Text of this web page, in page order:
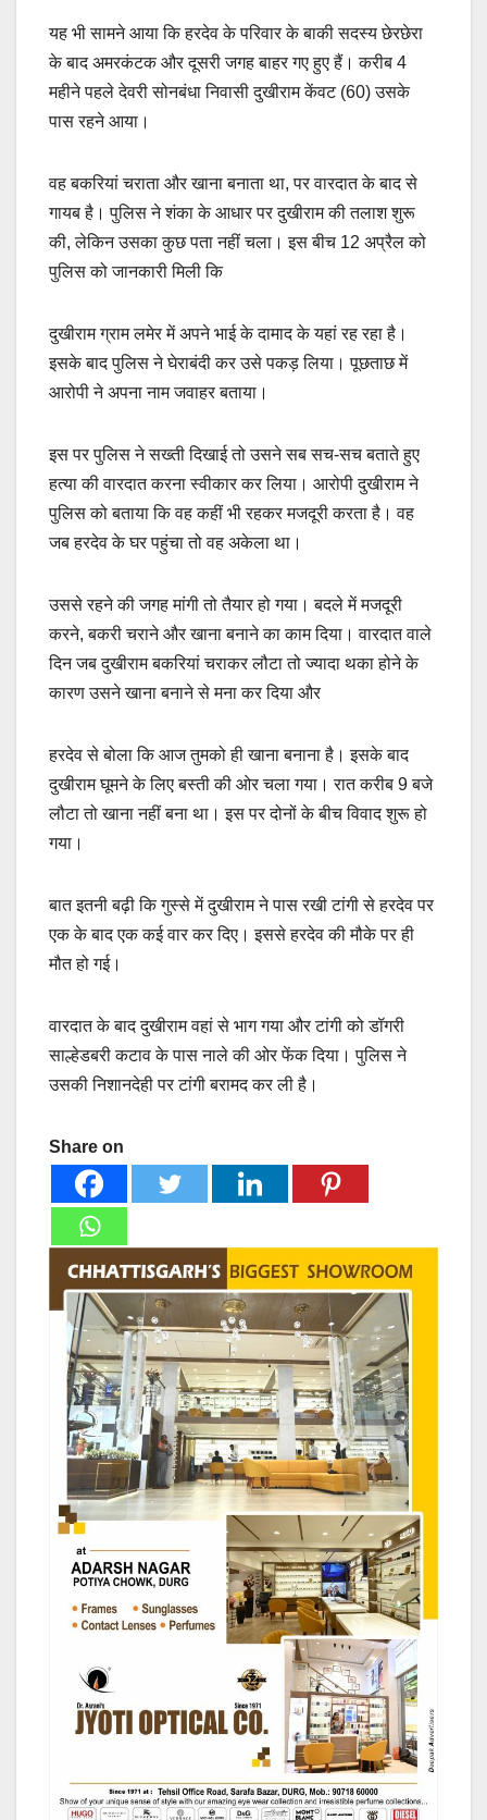
यह भी सामने आया कि हरदेव के परिवार के बाकी सदस्य छेरछेरा
के बाद अमरकंटक और दूसरी जगह बाहर गए हुए हैं। करीब 4
महीने पहले देवरी सोनबंधा निवासी दुखीराम केंवट (60) उसके
पास रहने आया।
वह बकरियां चराता और खाना बनाता था, पर वारदात के बाद से
गायब है। पुलिस ने शंका के आधार पर दुखीराम की तलाश शुरू
की, लेकिन उसका कुछ पता नहीं चला। इस बीच 12 अप्रैल को
पुलिस को जानकारी मिली कि
दुखीराम ग्राम लमेर में अपने भाई के दामाद के यहां रह रहा है।
इसके बाद पुलिस ने घेराबंदी कर उसे पकड़ लिया। पूछताछ में
आरोपी ने अपना नाम जवाहर बताया।
इस पर पुलिस ने सख्ती दिखाई तो उसने सब सच-सच बताते हुए
हत्या की वारदात करना स्वीकार कर लिया। आरोपी दुखीराम ने
पुलिस को बताया कि वह कहीं भी रहकर मजदूरी करता है। वह
जब हरदेव के घर पहुंचा तो वह अकेला था।
उससे रहने की जगह मांगी तो तैयार हो गया। बदले में मजदूरी
करने, बकरी चराने और खाना बनाने का काम दिया। वारदात वाले
दिन जब दुखीराम बकरियां चराकर लौटा तो ज्यादा थका होने के
कारण उसने खाना बनाने से मना कर दिया और
हरदेव से बोला कि आज तुमको ही खाना बनाना है। इसके बाद
दुखीराम घूमने के लिए बस्ती की ओर चला गया। रात करीब 9 बजे
लौटा तो खाना नहीं बना था। इस पर दोनों के बीच विवाद शुरू हो
गया।
बात इतनी बढ़ी कि गुस्से में दुखीराम ने पास रखी टांगी से हरदेव पर
एक के बाद एक कई वार कर दिए। इससे हरदेव की मौके पर ही
मौत हो गई।
वारदात के बाद दुखीराम वहां से भाग गया और टांगी को डॉगरी
साल्हेडबरी कटाव के पास नाले की ओर फेंक दिया। पुलिस ने
उसकी निशानदेही पर टांगी बरामद कर ली है।
Share on